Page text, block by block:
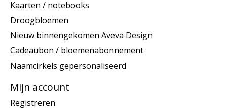
Kaarten / notebooks
Droogbloemen
Nieuw binnengekomen Aveva Design
Cadeaubon / bloemenabonnement
Naamcirkels gepersonaliseerd
Mijn account
Registreren